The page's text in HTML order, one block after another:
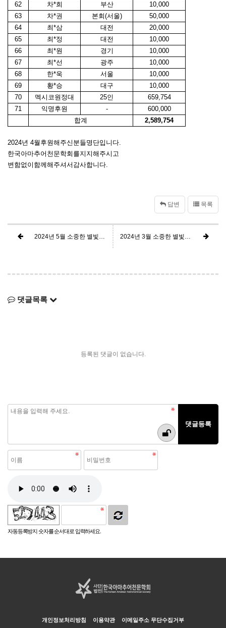
62
차*희 부산
10,000
63
차*권 본회(서울)
50,000
64
최*삼 대전
20,000
65
최*정 대전
10,000
66
최*원 경기
10,000
67
최*선 광주
10,000
68
한*욱 서울
10,000
69
황*승 대구
10,000
70
멕시코원정대 25인
659,754
71
익명후원 -
600,000
합계
2,589,754
2024년 4월후원해주신분들명단입니다.
한국아마추어천문학회를지지해주시고
변함없이함께해주셔서감사합니다.
답변 목록
2024년 5월 소중한 별빛사랑 후원을 함께해 주신 분들께 감사드립니다. 2024년 3월 소중한 별빛사랑 후원을 함께해 주신 분들께 감사드립니다.
댓글목록
등록된 댓글이 없습니다.
자동등록방지 숫자를 순서대로 입력하세요.
개인정보처리방침 이용약관 이메일주소 무단수집거부